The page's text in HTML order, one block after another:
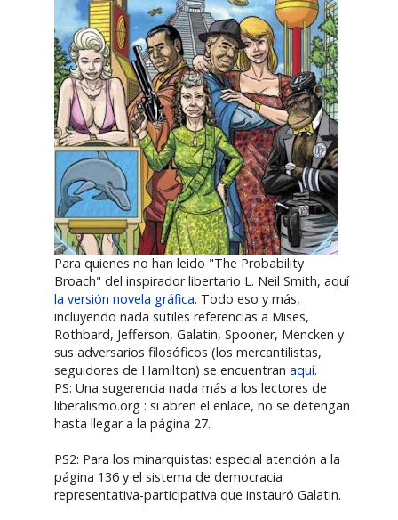
Para quienes no han leido "The Probability
Broach" del inspirador libertario L. Neil Smith, aquí
la versión novela gráfica. Todo eso y más,
incluyendo nada sutiles referencias a Mises,
Rothbard, Jefferson, Galatin, Spooner, Mencken y
sus adversarios filosóficos (los mercantilistas,
seguidores de Hamilton) se encuentranaquí.
PS: Una sugerencia nada más a los lectores de
liberalismo.org : si abren el enlace, no se detengan
hasta llegar a la página 27.
PS2: Para los minarquistas: especial atención a la
página 136 y el sistema de democracia
representativa-participativa que instauró Galatin.